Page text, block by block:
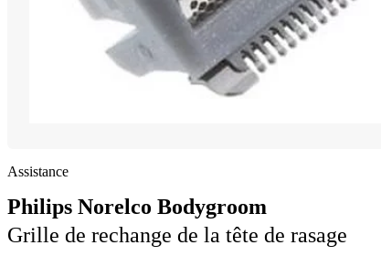
Assistance
Philips Norelco Bodygroom
Grille de rechange de la tête de rasage